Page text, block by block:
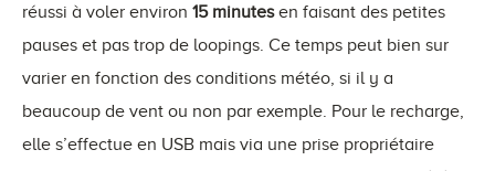
réussi à voler environ 15 minutesen faisant des petites
pauses et pas trop de loopings. Ce temps peut bien sur
varier en fonction des conditions météo, si il y a
beaucoup de vent ou non par exemple. Pour le recharge,
elle s’effectue en USB mais via une prise propriétaire